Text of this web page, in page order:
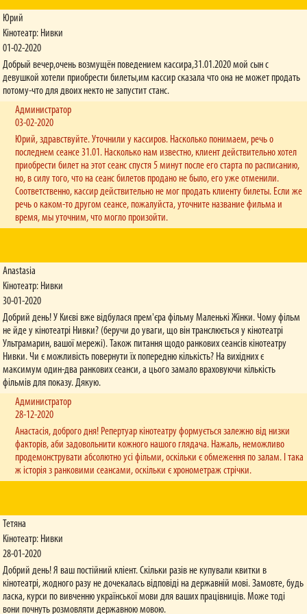
Юрий
Кінотеатр: Нивки
01-02-2020
Добрый вечер,очень возмущён поведением кассира,31.01.2020 мой сын с
девушкой хотели приобрести билеты,им кассир сказала что она не может продать
потому-что для двоих некто не запустит станс.
Администратор
03-02-2020
Юрий, здравствуйте. Уточнили у кассиров. Насколько понимаем, речь о
последнем сеансе 31.01. Насколько нам известно, клиент действительно хотел
приобрести билет на этот сеанс спустя 5 минут после его старта по расписанию,
но, в силу того, что на сеанс билетов продано не было, его уже отменили.
Соответственно, кассир действительно не мог продать клиенту билеты. Если же
речь о каком-то другом сеансе, пожалуйста, уточните название фильма и
время, мы уточним, что могло произойти.
Anastasia
Кінотеатр: Нивки
30-01-2020
Добрий день! У Києві вже відбулася прем'єра фільму Маленькі Жінки. Чому фільм
не йде у кінотеатрі Нивки? (беручи до уваги, що він транслюється у кінотеатрі
Ультрамарин, вашої мережі). Також питання щодо ранкових сеансів кінотеатру
Нивки. Чи є можливість повернути їх попередню кількість? На вихідних є
максимум один-два ранкових сеанси, а цього замало враховуючи кількість
фільмів для показу. Дякую.
Администратор
28-12-2020
Анастасія, доброго дня! Репертуар кінотеатру формується залежно від низки
факторів, аби задовольнити кожного нашого глядача. Нажаль, неможливо
продемонструвати абсолютно усі фільми, оскільки є обмеження по залам. І така
ж історія з ранковими сеансами, оскільки є хронометраж стрічки.
Тетяна
Кінотеатр: Нивки
28-01-2020
Добрий день! Я ваш постійний кліент. Скільки разів не купували квитки в
кінотеатрі, жодного разу не дочекалась відповіді на державній мові. Замовте, будь
ласка, курси по вивченню української мови для ваших працівниців. Може тоді
вони почнуть розмовляти державною мовою.